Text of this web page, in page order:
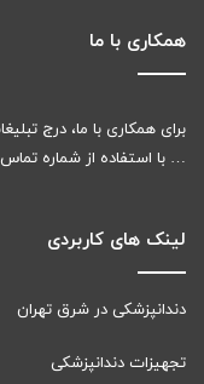
همکاری با ما
برای همکاری با ما، درج
… با استفاده از شماره
لینک های کاربردی
دندانپزشکی در شرق تهران
تجهیزات دندانپزشکی